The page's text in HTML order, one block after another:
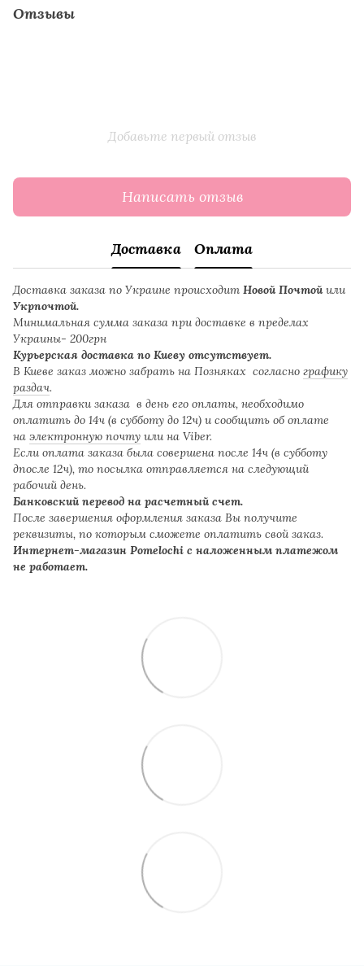
Отзывы
Добавьте первый отзыв
Написать отзыв
Доставка Оплата
Доставка заказа по Украине происходит Новой Почтой или
Укрпочтой.
Минимальная сумма заказа при доставке в пределах
Украины- 200грн
Курьерская доставка по Киеву отсутствует.
В Киеве заказ можно забрать на Позняках согласно графику
раздач.
Для отправки заказа в день его оплаты, необходимо
оплатить до 14ч (в субботу до 12ч) и сообщить об оплате
на электронную почту или на Viber.
Если оплата заказа была совершена после 14ч (в субботу
дпосле 12ч), то посылка отправляется на следующий
рабочий день.
Банковский перевод на расчетный счет.
После завершения оформления заказа Вы получите
реквизиты, по которым сможете оплатить свой заказ.
Интернет-магазин Pomelochi с наложенным платежом
не работает.